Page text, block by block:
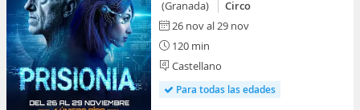
(Granada)
Circo
26 nov al 29 nov
120 min
Castellano
Para todas las edades